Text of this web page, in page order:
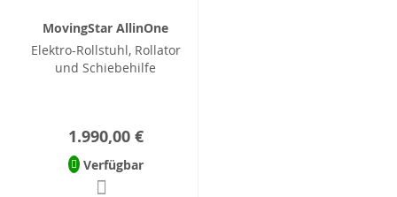
MovingStar AllinOne
Elektro-Rollstuhl, Rollator
und Schiebehilfe
1.990,00 €
Verfügbar